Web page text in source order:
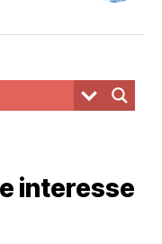
interesse